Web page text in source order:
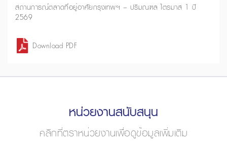
สถานการณ์ตลาดที่อยู่อาศัยกรุงเทพฯ – ปริมณฑล ไตรมาส 1 ปี
2569
Download PDF
หน่วยงานสนับสนุน
คลิกที่ตราหน่วยงานเพื่อดูข้อมูลเพิ่มเติม